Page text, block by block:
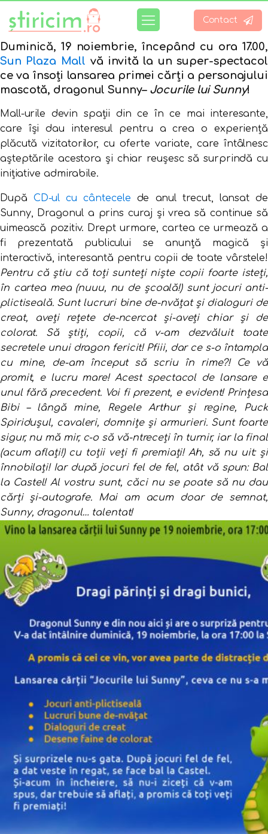
Contact
Duminică, 19 noiembrie, începând cu ora 17.00,
Sun Plaza Mall vă invită la un super-spectacol
ce va însoți lansarea primei cărți a personajului
mascotă, dragonul Sunny– Jocurile lui Sunny!
Mall-urile devin spații din ce în ce mai interesante,
care își dau interesul pentru a crea o experiență
plăcută vizitatorilor, cu oferte variate, care întâlnesc
așteptările acestora și chiar reușesc să surprindă cu
inițiative admirabile.
După CD-ul cu cântecele de anul trecut, lansat de
Sunny, Dragonul a prins curaj și vrea să continue să
uimească pozitiv. Drept urmare, cartea ce urmează a
fi prezentată publicului se anunță magică și
interactivă, interesantă pentru copii de toate vârstele!
Pentru că știu că toți sunteți niște copii foarte isteți,
în cartea mea (nuuu, nu de școală!) sunt jocuri anti-
plictiseală. Sunt lucruri bine de-nvățat și dialoguri de
creat,
aveți rețete de-ncercat și-aveți chiar și de
colorat. Să știți, copii, că v-am dezvăluit
toate
secretele unui dragon fericit! Pfiii, dar ce s-o întampla
cu mine,
de-am început să scriu în rime?!
Ce vă
promit, e lucru mare! Acest spectacol de lansare
e
unul fără precedent. Voi fi prezent, e evident! Prințesa
Bibi – lângă mine, Regele Arthur și regine, Puck
Spiridușul, cavaleri, domnițe și armurieri. Sunt foarte
sigur, nu mă mir, c-o să vă-ntreceți în turnir, iar la final
(acum aflați!) cu toții veți fi premiați!Ah, să nu uit: și
înnobilați! Iar după jocuri fel de fel, atât vă spun: Bal
la Castel! Al vostru sunt, căci nu se poate să nu dau
cărți și-autografe. Mai am acum doar de semnat,
Sunny, dragonul… talentat!